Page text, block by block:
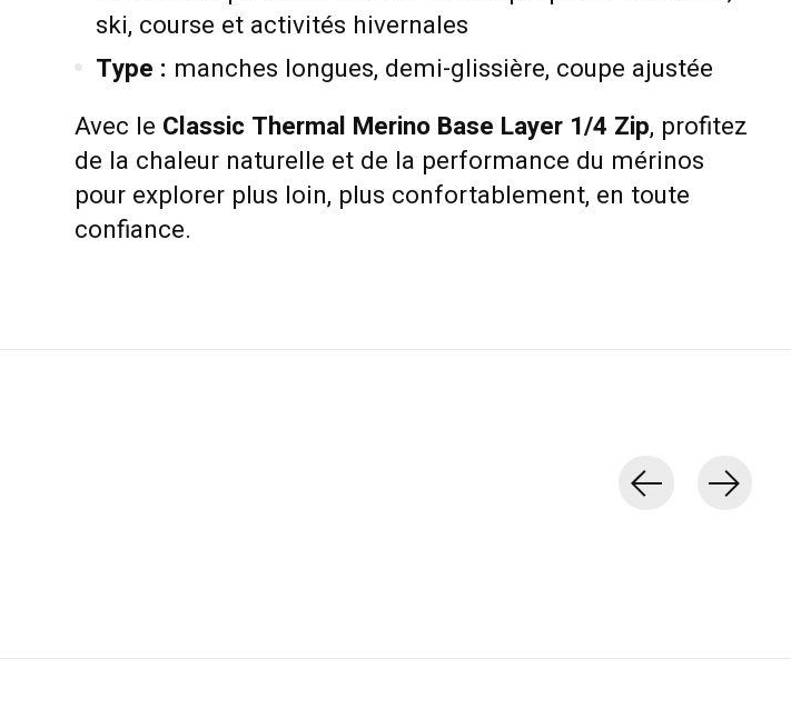
ski, course et activités hivernales
Type : manches longues, demi-glissière, coupe ajustée
Avec le Classic Thermal Merino Base Layer 1/4 Zip, profitez
de la chaleur naturelle et de la performance du mérinos
pour explorer plus loin, plus confortablement, en toute
confiance.